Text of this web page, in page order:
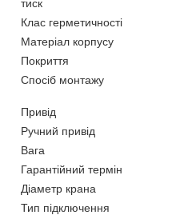
тиск
Клас герметичності
Матеріал корпусу
Покриття
Спосіб монтажу
Привід
Ручний привід
Вага
Гарантійний термін
Діаметр крана
Тип підключення